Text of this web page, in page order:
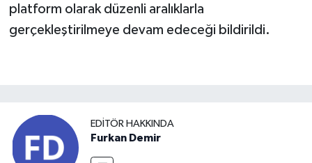
platform olarak düzenli aralıklarla
gerçekleştirilmeye devam edeceği bildirildi.
EDITÖR HAKKINDA
Furkan Demir